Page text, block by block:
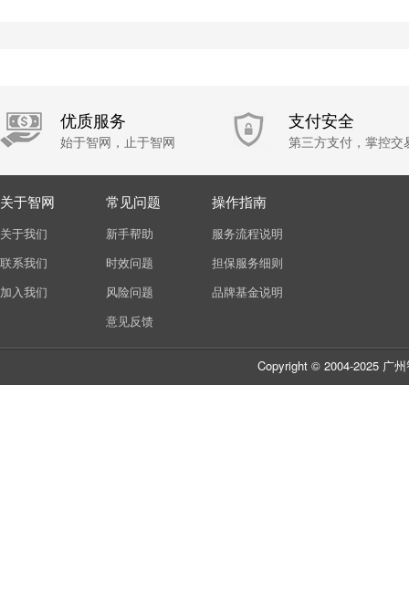
优质服务
始于智网，止于智网
支付安全
第三方支付，掌控交
关于智网
关于我们
联系我们
加入我们
常见问题
新手帮助
时效问题
风险问题
意见反馈
操作指南
服务流程说明
担保服务细则
品牌基金说明
Copyright © 2004-2025 广